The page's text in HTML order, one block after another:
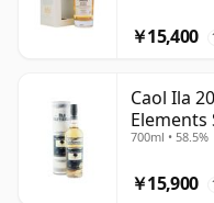
￥15,400
Caol Ila
Elements
700ml • 58.5%
￥15,900